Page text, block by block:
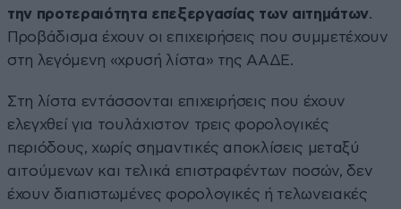
την προτεραιότητα επεξεργασίας των αιτημάτων.
Προβάδισμα έχουν οι επιχειρήσεις που συμμετέχουν
στη λεγόμενη «χρυσή λίστα» της ΑΑΔΕ.
Στη λίστα εντάσσονται επιχειρήσεις που έχουν
ελεγχθεί για τουλάχιστον τρεις φορολογικές
περιόδους, χωρίς σημαντικές αποκλίσεις μεταξύ
αιτούμενων και τελικά επιστραφέντων ποσών, δεν
έχουν διαπιστωμένες φορολογικές ή τελωνειακές